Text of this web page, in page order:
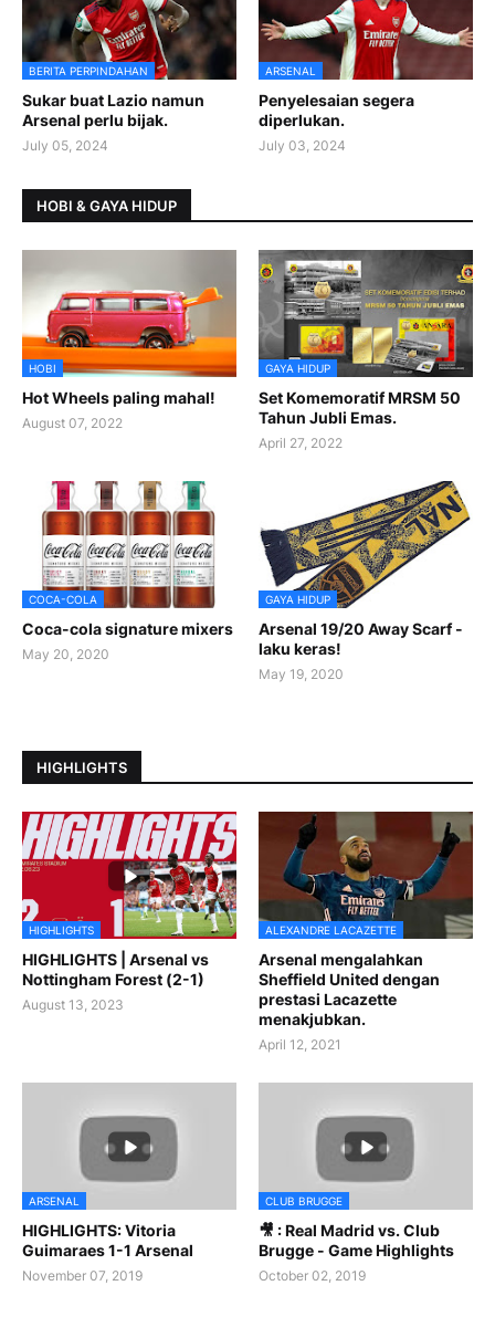
BERITA PERPINDAHAN
Sukar buat Lazio namun
Arsenal perlu bijak.
July 05, 2024
ARSENAL
Penyelesaian segera
diperlukan.
July 03, 2024
HOBI & GAYA HIDUP
HOBI
Hot Wheels paling mahal!
August 07, 2022
GAYA HIDUP
Set Komemoratif MRSM 50
Tahun Jubli Emas.
April 27, 2022
COCA-COLA
Coca-cola signature mixers
May 20, 2020
GAYA HIDUP
Arsenal 19/20 Away Scarf -
laku keras!
May 19, 2020
HIGHLIGHTS
HIGHLIGHTS
HIGHLIGHTS | Arsenal vs
Nottingham Forest (2-1)
August 13, 2023
ALEXANDRE LACAZETTE
Arsenal mengalahkan
Sheffield United dengan
prestasi Lacazette
menakjubkan.
April 12, 2021
ARSENAL
HIGHLIGHTS: Vitoria
Guimaraes 1-1 Arsenal
November 07, 2019
CLUB BRUGGE
🎥 : Real Madrid vs. Club
Brugge - Game Highlights
October 02, 2019